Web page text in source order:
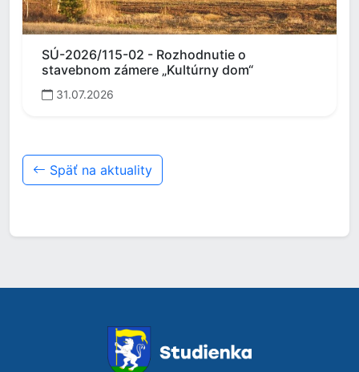
SÚ-2026/115-02 - Rozhodnutie o
stavebnom zámere „Kultúrny dom“
31.07.2026
Späť na aktuality